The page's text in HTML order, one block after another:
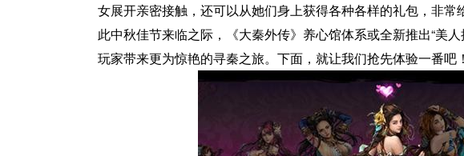
女展开亲密接触，还可以从她们身上获得各种各样的礼包，非
此中秋佳节来临之际，《大秦外传》养心馆体系或全新推出“美人
玩家带来更为惊艳的寻秦之旅。下面，就让我们抢先体验一番吧！